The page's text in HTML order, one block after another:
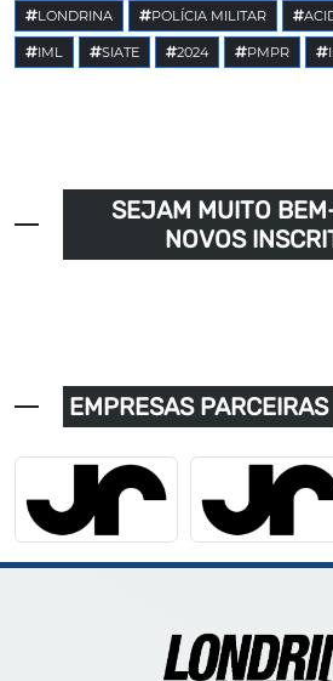
LONDRINA POLÍCIA MILITAR
IML SIATE 2024 PMPR
SEJAM MUITO
NOVOS
EMPRESAS PARCEIRAS